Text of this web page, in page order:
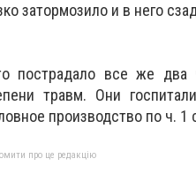
затормозило и в него
пострадало все же два
травм. Они
производство по ч. 1
про це редакцію